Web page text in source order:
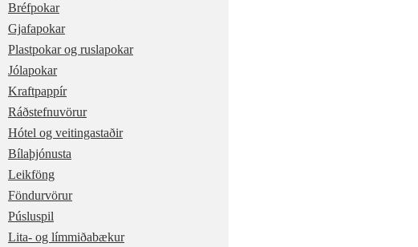
Bréfpokar
Gjafapokar
Plastpokar og ruslapokar
Jólapokar
Kraftpappír
Ráðstefnuvörur
Hótel og veitingastaðir
Bílaþjónusta
Leikföng
Föndurvörur
Púsluspil
Lita- og límmiðabækur